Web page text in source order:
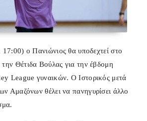
ο Πανιώνιος θα υποδεχτεί στο
Θέτιδα Βούλας για την έβδομη
League γυναικών. Ο Ιστορικός μετά
Αμαζόνων θέλει να πανηγυρίσει άλλο